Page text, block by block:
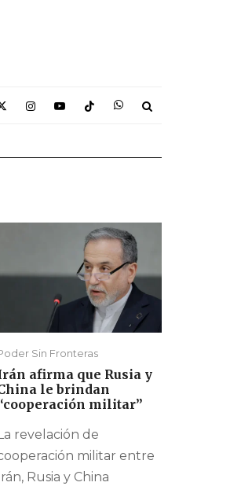
Sin Fronteras
afirma que Rusia y
le brindan
militar”
La revelación de
militar entre
Irán, Rusia y China